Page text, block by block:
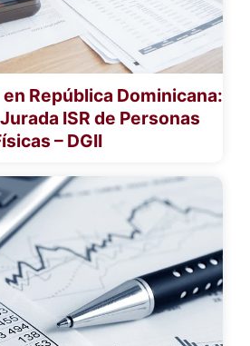
República Dominicana:
ISR de Personas
– DGII